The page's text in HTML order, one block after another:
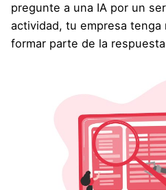
pregunte a una IA por un
actividad, tu empresa tenga
formar parte de la